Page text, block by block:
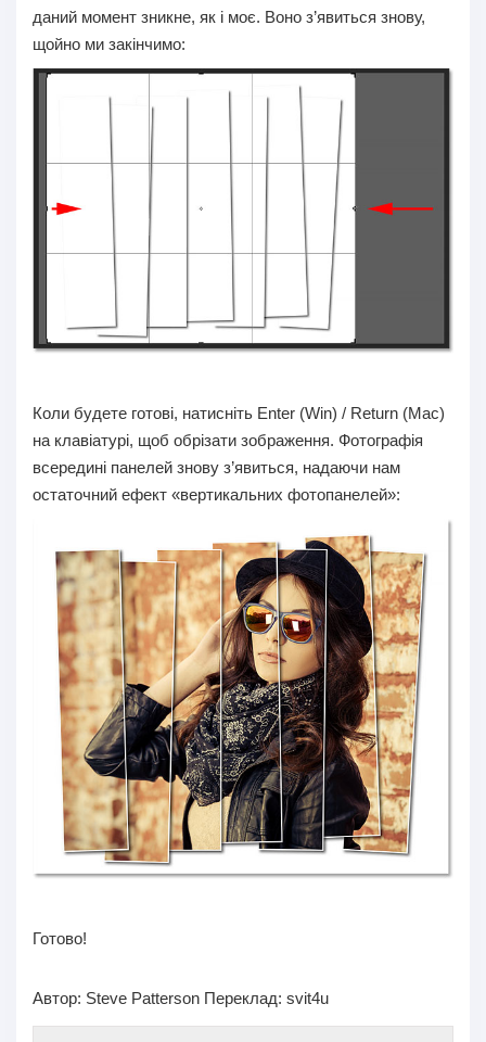
даний момент зникне, як і моє. Воно з’явиться знову,
щойно ми закінчимо:
Коли будете готові, натисніть Enter (Win) / Return (Mac)
на клавіатурі, щоб обрізати зображення. Фотографія
всередині панелей знову з’явиться, надаючи нам
остаточний ефект «вертикальних фотопанелей»:
Готово!
Автор: Steve Patterson Переклад: svit4u